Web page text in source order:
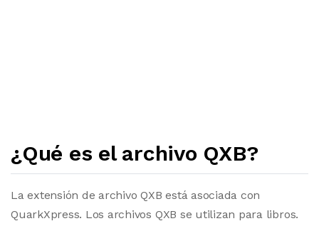
¿Qué es el archivo QXB?
La extensión de archivo QXB está asociada con
QuarkXpress. Los archivos QXB se utilizan para libros.